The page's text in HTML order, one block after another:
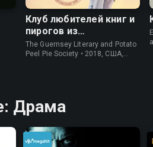
Клуб любителей книг и
пирогов из
картофельных
очистков
The Guernsey Literary and Potato
Peel Pie Society • 2018, США,
Драма